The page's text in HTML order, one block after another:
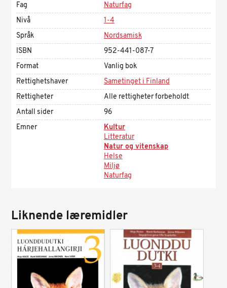
Fag
Naturfag
Nivå
1-4
Språk
Nordsamisk
ISBN
952-441-087-7
Format
Vanlig bok
Rettighetshaver
Sametinget i Finland
Rettigheter
Alle rettigheter forbeholdt
Antall sider
96
Emner
Kultur
Litteratur
Natur og vitenskap
Helse
Miljø
Naturfag
Liknende læremidler